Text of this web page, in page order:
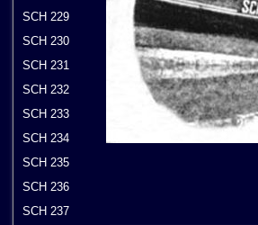
SCH 229
SCH 230
SCH 231
SCH 232
SCH 233
SCH 234
SCH 235
SCH 236
SCH 237